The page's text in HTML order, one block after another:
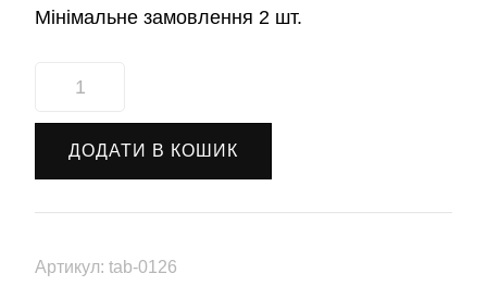
Мінімальне замовлення 2 шт.
Наліпка
кількість
ДОДАТИ В КОШИК
Артикул: tab-0126